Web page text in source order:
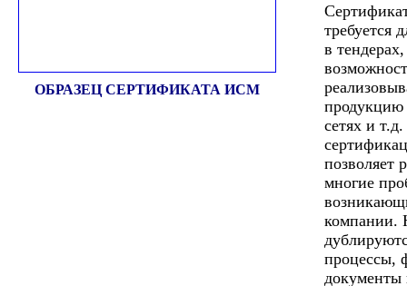
ОБРАЗЕЦ СЕРТИФИКАТА ИСМ
требуется
в
продукцию
сетях и
позволяет
многие
компании.
процессы,
документы